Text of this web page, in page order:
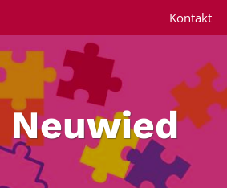
Neuwied
Kontakt